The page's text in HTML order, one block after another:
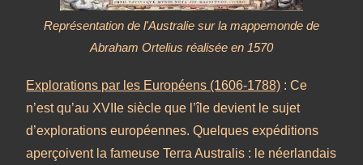
Représentation de l'Australie sur la mappemonde de
Abraham Ortelius réalisée en 1570
Explorations par les Européens (1606-1788) : Ce
n’est qu’au XVIIe siècle que l’île devient le sujet
d’explorations européennes. Quelques expéditions
aperçoivent la fameuse Terra Australis : le néerlandais